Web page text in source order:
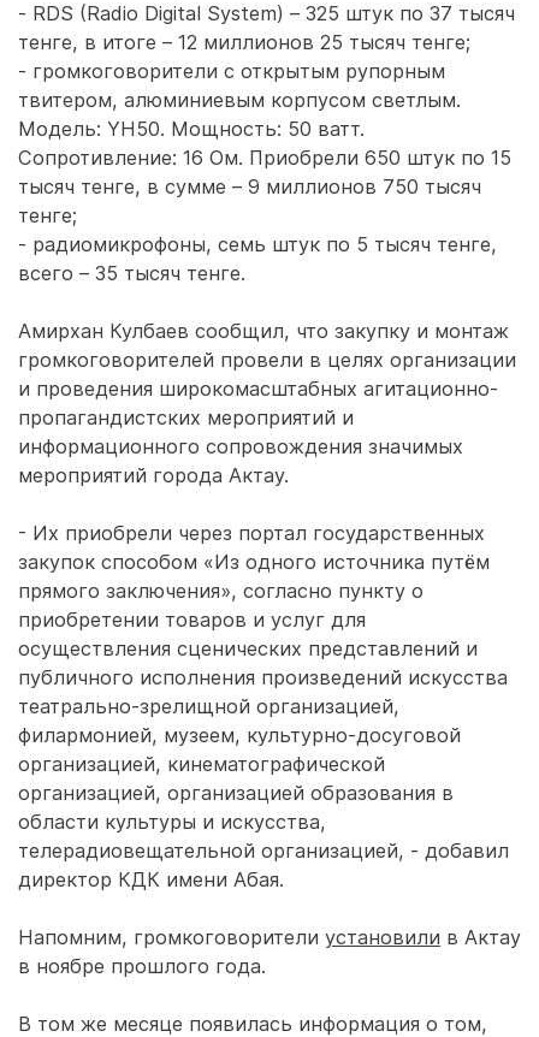
- RDS (Radio Digital System) – 325 штук по 37 тысяч
тенге, в итоге – 12 миллионов 25 тысяч тенге;
- громкоговорители с открытым рупорным
твитером, алюминиевым корпусом светлым.
Модель: YH50. Мощность: 50 ватт.
Сопротивление: 16 Ом. Приобрели 650 штук по 15
тысяч тенге, в сумме – 9 миллионов 750 тысяч
тенге;
- радиомикрофоны, семь штук по 5 тысяч тенге,
всего – 35 тысяч тенге.
Амирхан Кулбаев сообщил, что закупку и монтаж
громкоговорителей провели в целях организации
и проведения широкомасштабных агитационно-
пропагандистских мероприятий и
информационного сопровождения значимых
мероприятий города Актау.
- Их приобрели через портал государственных
закупок способом «Из одного источника путём
прямого заключения», согласно пункту о
приобретении товаров и услуг для
осуществления сценических представлений и
публичного исполнения произведений искусства
театрально-зрелищной организацией,
филармонией, музеем, культурно-досуговой
организацией, кинематографической
организацией, организацией образования в
области культуры и искусства,
телерадиовещательной организацией, - добавил
директор КДК имени Абая.
Напомним, громкоговорители установили в Актау
в ноябре прошлого года.
В том же месяце появилась информация о том,